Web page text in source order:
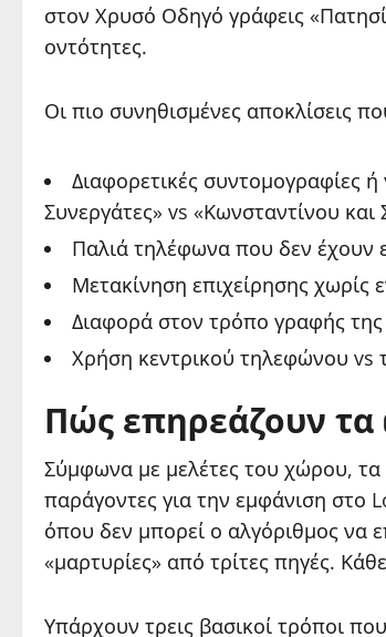
στον Χρυσό Οδηγό γράφεις
οντότητες.
Οι πιο συνηθισμένες αποκλίσεις
Διαφορετικές συντομογραφίες
Συνεργάτες» vs «Κωνσταντίνου και
Παλιά τηλέφωνα που δεν έχουν
Μετακίνηση επιχείρησης
Διαφορά στον τρόπο γραφής
Χρήση κεντρικού τηλεφώνου
Πώς επηρεάζουν τα
Σύμφωνα με μελέτες του χώρου,
παράγοντες για την εμφάνιση στο
όπου δεν μπορεί ο αλγόριθμος να
«μαρτυρίες» από τρίτες πηγές.
Υπάρχουν τρεις βασικοί τρόποι